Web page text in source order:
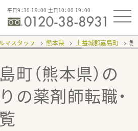
平日9：30-19：00 土日10：00-19：00
マスタッフ 熊本県 上益城郡嘉島町 教
町（熊本県）の
の薬剤師転職・